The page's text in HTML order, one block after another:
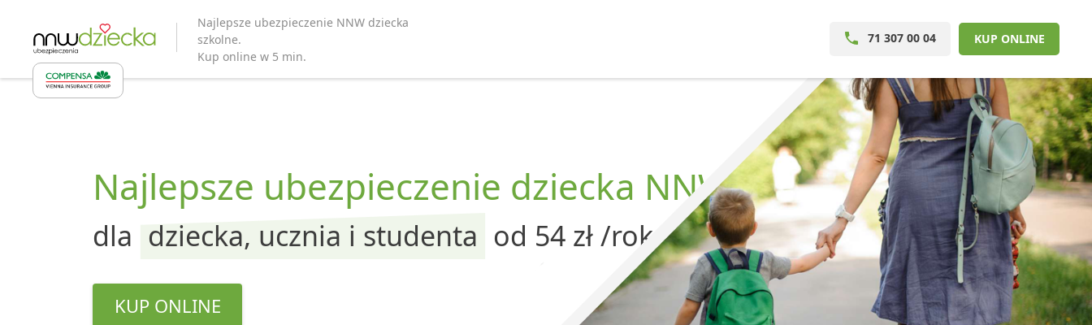
Najlepsze ubezpieczenie NNW dziecka
szkolne.
Kup online w 5 min.
71 307 00 04 KUP ONLINE
Najlepsze ubezpieczenie dziecka NNW
dla dziecka, ucznia i studenta od 54 zł /rok
KUP ONLINE